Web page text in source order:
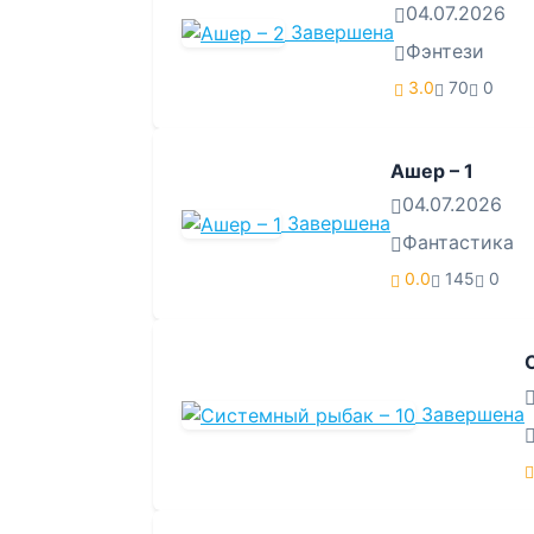
Завершена
04.07.2026
Фэнтези
3.0 70 0
Завершена
Ашер – 1
04.07.2026
Фантастика
0.0 145 0
Завершена